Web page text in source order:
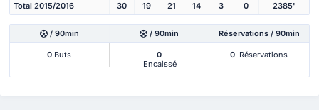
Total 2015/2016 30 19 21 14 3 0 2385'
/ 90min / 90min Réservations / 90min
0 Buts
0
Encaissé
0 Réservations